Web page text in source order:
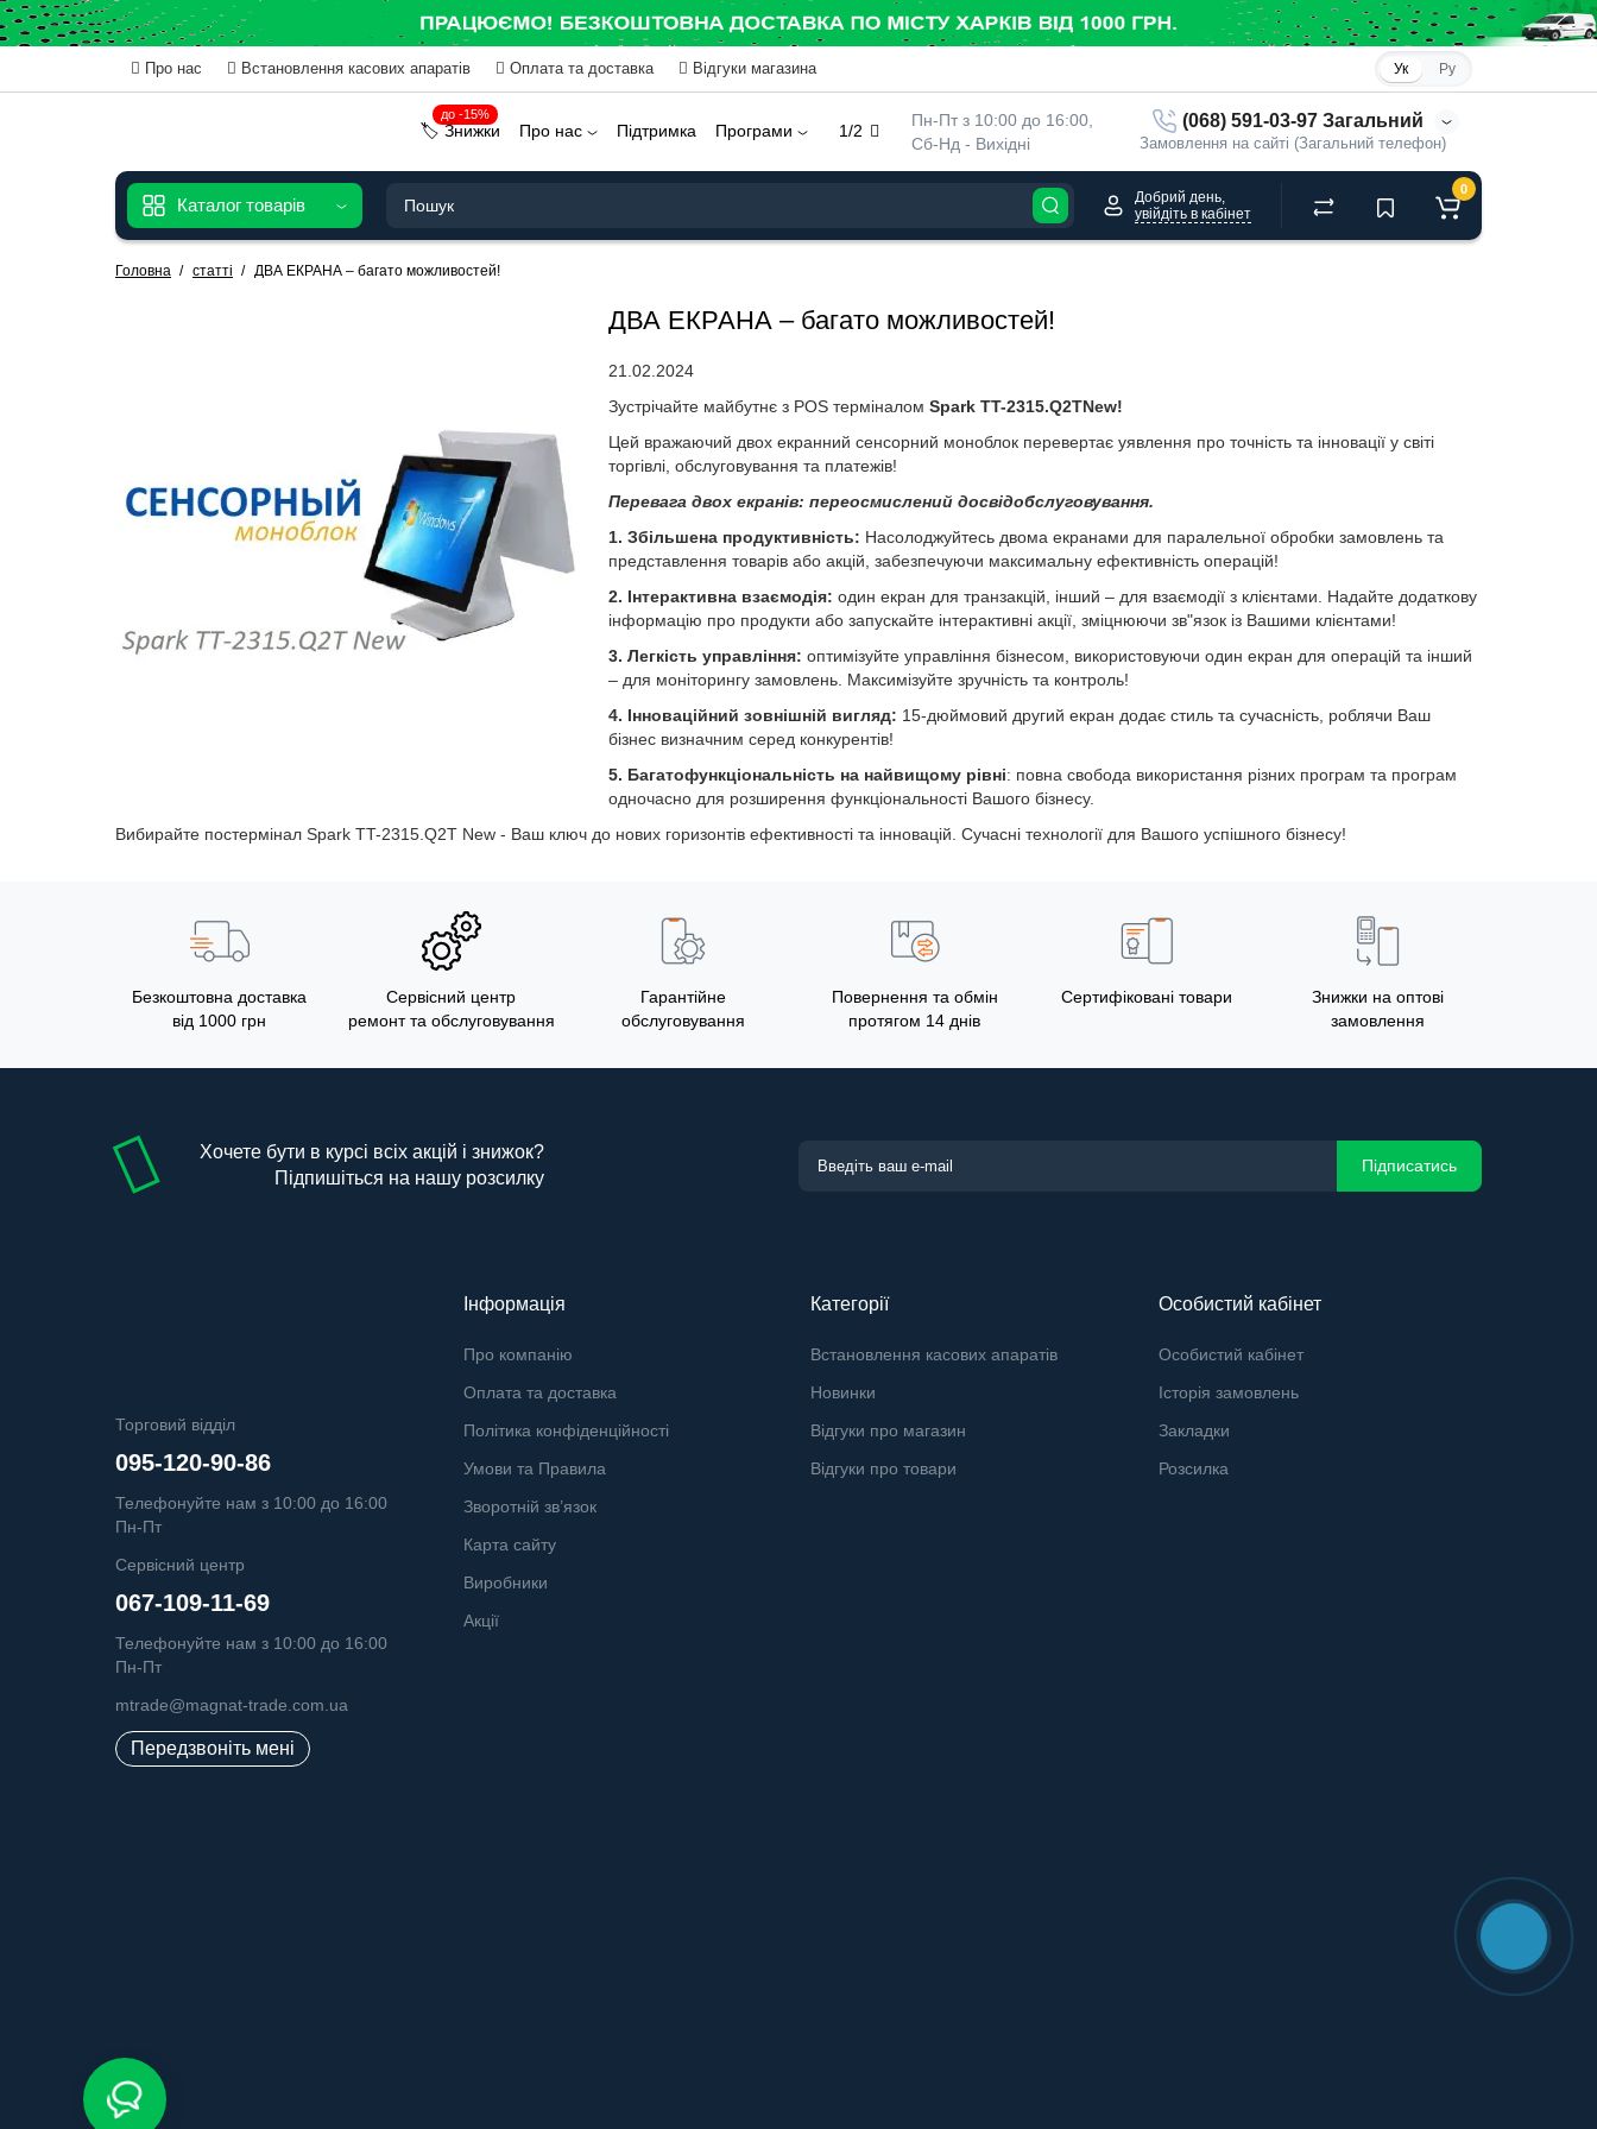
Про нас Встановлення касових апаратів Оплата та доставка Відгуки магазина Ук Ру
Пн-Пт з 10:00 до 16:00,
Сб-Нд - Вихідні
(068) 591-03-97 Загальний
Замовлення на сайті (Загальний телефон)
1/2
до -15%
🏷️ Знижки Про нас Підтримка Програми
Каталог товарів
Добрий день,
увійдіть в кабінет
0
Головна статті ДВА ЕКРАНА – багато можливостей!
ДВА ЕКРАНА – багато можливостей!
21.02.2024
Зустрічайте майбутнє з POS терміналом Spark TT-2315.Q2ТNew!
Цей вражаючий двох екранний сенсорний моноблок перевертає уявлення про точність та інновації у світі
торгівлі, обслуговування та платежів!
Перевага двох екранів: переосмислений досвідобслуговування.
1. Збільшена продуктивність: Насолоджуйтесь двома екранами для паралельної обробки замовлень та
представлення товарів або акцій, забезпечуючи максимальну ефективність операцій!
2. Інтерактивна взаємодія: один екран для транзакцій, інший – для взаємодії з клієнтами. Надайте додаткову
інформацію про продукти або запускайте інтерактивні акції, зміцнюючи зв"язок із Вашими клієнтами!
3. Легкість управління: оптимізуйте управління бізнесом, використовуючи один екран для операцій та інший
– для моніторингу замовлень. Максимізуйте зручність та контроль!
4. Інноваційний зовнішній вигляд: 15-дюймовий другий екран додає стиль та сучасність, роблячи Ваш
бізнес визначним серед конкурентів!
5. Багатофункціональність на найвищому рівні: повна свобода використання різних програм та програм
одночасно для розширення функціональності Вашого бізнесу.
Вибирайте постермінал Spark TT-2315.Q2Т New - Ваш ключ до нових горизонтів ефективності та інновацій. Сучасні технології для Вашого успішного бізнесу!
Безкоштовна доставка
від 1000 грн
Сервісний центр
ремонт та обслуговування
Гарантійне
обслуговування
Повернення та обмін
протягом 14 днів
Сертифіковані товари
Знижки на оптові
замовлення
Хочете бути в курсі всіх акцій і знижок?
Підпишіться на нашу розсилку
Підписатись
Торговий відділ
095-120-90-86
Телефонуйте нам з 10:00 до 16:00
Пн-Пт
Сервісний центр
067-109-11-69
Телефонуйте нам з 10:00 до 16:00
Пн-Пт
mtrade@magnat-trade.com.ua
Передзвоніть мені
Інформація
Про компанію
Оплата та доставка
Політика конфіденційності
Умови та Правила
Зворотній зв’язок
Карта сайту
Виробники
Акції
Категорії
Встановлення касових апаратів
Новинки
Відгуки про магазин
Відгуки про товари
Особистий кабінет
Особистий кабінет
Історія замовлень
Закладки
Розсилка